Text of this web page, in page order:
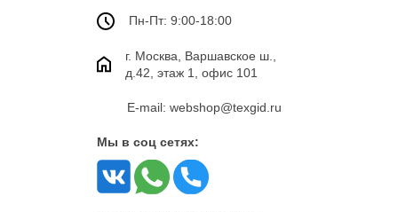
Пн-Пт: 9:00-18:00
г. Москва, Варшавское ш.,
д.42, этаж 1, офис 101
E-mail: webshop@texgid.ru
Мы в соц сетях: